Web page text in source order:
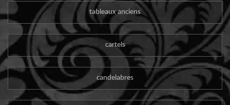
tableaux anciens
cartels
candelabres